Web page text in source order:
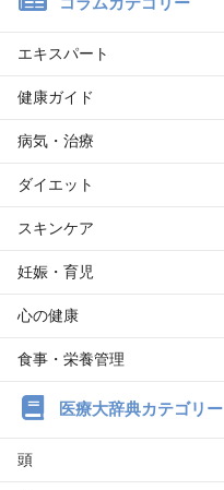
エキスパート
健康ガイド
病気・治療
ダイエット
スキンケア
妊娠・育児
心の健康
食事・栄養管理
医療大辞典カテゴリー
頭